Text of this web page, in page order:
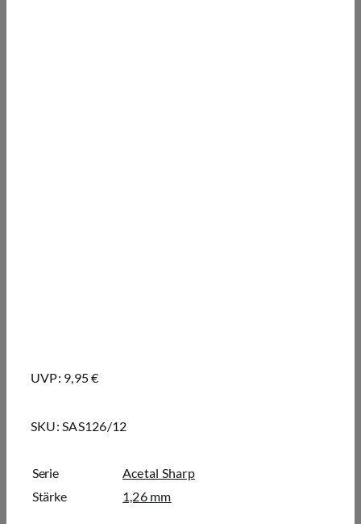
UVP: 9,95 €
SKU:SAS126/12
Serie
Acetal Sharp
Stärke
1,26 mm